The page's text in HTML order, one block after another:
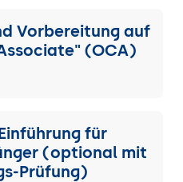
Vorbereitung auf
(OCA)
für
(optional mit
Prüfung)